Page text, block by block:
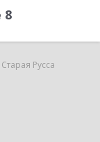
8
Старая Русса